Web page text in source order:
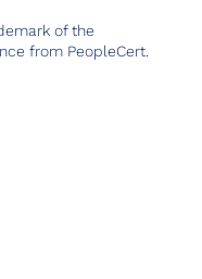
of the
from PeopleCert.